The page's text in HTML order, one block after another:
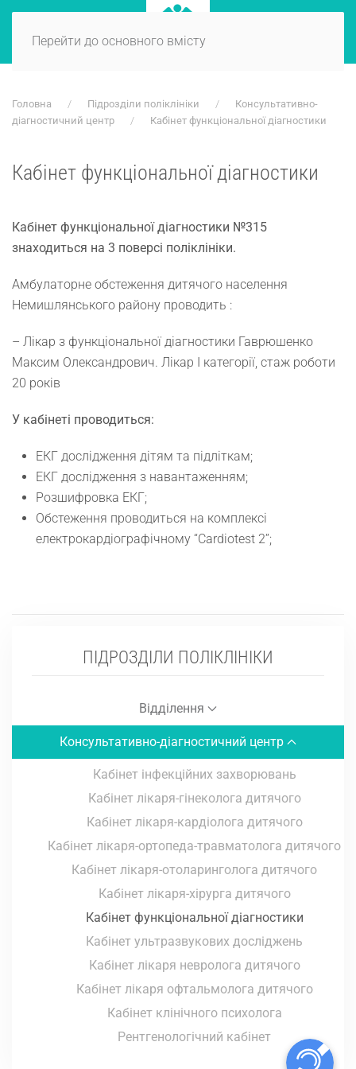
Перейти до основного вмісту
Головна Підрозділи поліклініки
Консультативно-
діагностичний центр
Кабінет функціональної діагностики
Кабінет функціональної діагностики
Кабінет функціональної діагностики №315
знаходиться на 3 поверсі поліклініки.
Амбулаторне обстеження дитячого населення
Немишлянського району проводить :
– Лікар з функціональної діагностики Гаврюшенко
Максим Олександрович. Лікар І категорії, стаж роботи
20 років
У кабінеті проводиться:
ЕКГ дослідження дітям та підліткам;
ЕКГ дослідження з навантаженням;
Розшифровка ЕКГ;
Обстеження проводиться на комплексі
електрокардіографічному “Cardiotest 2”;
ПІДРОЗДІЛИ ПОЛІКЛІНІКИ
Відділення
Консультативно-діагностичний центр
Кабінет інфекційних захворювань
Кабінет лікаря-гінеколога дитячого
Кабінет лікаря-кардіолога дитячого
Кабінет лікаря-ортопеда-травматолога дитячого
Кабінет лікаря-отоларинголога дитячого
Кабінет лікаря-хірурга дитячого
Кабінет функціональної діагностики
Кабінет ультразвукових досліджень
Кабінет лікаря невролога дитячого
Кабінет лікаря офтальмолога дитячого
Кабінет клінічного психолога
Рентгенологічний кабінет